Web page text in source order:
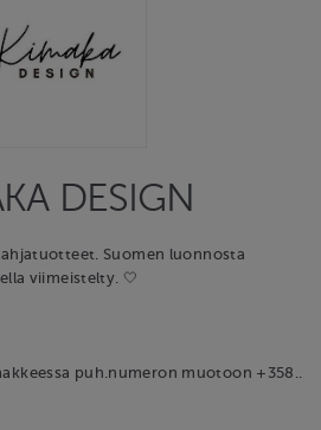
DESIGN
Suomen luonnosta
viimeistelty. 🤍
puh.numeron muotoon +358..